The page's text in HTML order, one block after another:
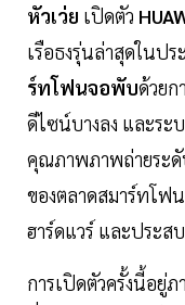
หัวเว่ย เปิดตัว
เรือธงรุ่นล่าสุดในป
ร์ทโฟนจอพับด้วยก
ดีไซน์บางลง และร
คุณภาพภาพถ่ายระดั
ของตลาดสมาร์ทโฟ
ฮาร์ดแวร์ และประส
การเปิดตัวครั้งนี้อยู่